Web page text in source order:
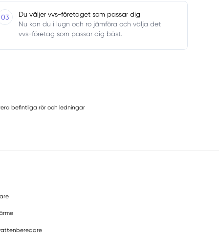
03
Du väljer vvs-företaget som passar dig
Nu kan du i lugn och ro jämföra och välja det
vvs-företag som passar dig bäst.
befintliga rör och ledningar